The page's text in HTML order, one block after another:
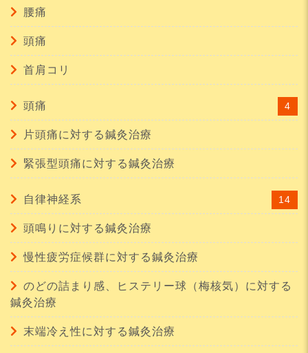
腰痛
頭痛
首肩コリ
頭痛 4
片頭痛に対する鍼灸治療
緊張型頭痛に対する鍼灸治療
自律神経系 14
頭鳴りに対する鍼灸治療
慢性疲労症候群に対する鍼灸治療
のどの詰まり感、ヒステリー球（梅核気）に対する
鍼灸治療
末端冷え性に対する鍼灸治療